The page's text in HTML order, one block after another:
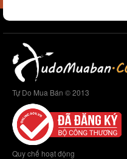
Tự Do Mua Bán © 2013
Quy chế hoạt động